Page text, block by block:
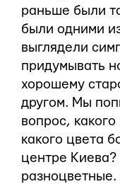
раньше были
были одними
выглядели
придумывать
хорошему
другом. Мы
вопрос,
какого цвета
центре Киева?
разноцветные.